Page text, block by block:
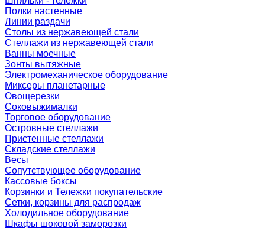
Полки настенные
Линии раздачи
Столы из нержавеющей стали
Стеллажи из нержавеющей стали
Ванны моечные
Зонты вытяжные
Электромеханическое оборудование
Миксеры планетарные
Овощерезки
Соковыжималки
Торговое оборудование
Островные стеллажи
Пристенные стеллажи
Складские стеллажи
Весы
Сопутствующее оборудование
Кассовые боксы
Корзинки и Тележки покупательские
Сетки, корзины для распродаж
Холодильное оборудование
Шкафы шоковой заморозки